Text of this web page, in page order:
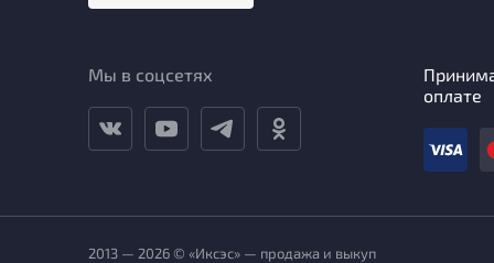
Мы в соцсетях
оплате
2013 — 2026 © «Иксэс» — продажа и выкуп